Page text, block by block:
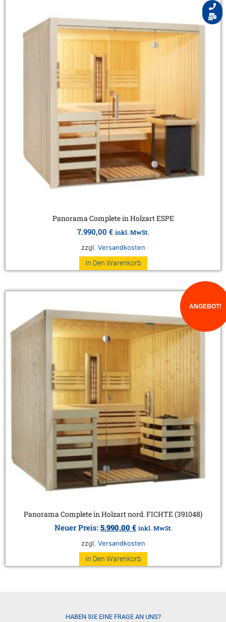
Panorama Complete in Holzart ESPE
7.990,00 € inkl. MwSt.
zzgl. Versandkosten
In Den Warenkorb
ANGEBOT!
Panorama Complete in Holzart nord. FICHTE (391048)
Neuer Preis: 5.990,00 € inkl. MwSt.
zzgl. Versandkosten
In Den Warenkorb
HABEN SIE EINE FRAGE AN UNS?